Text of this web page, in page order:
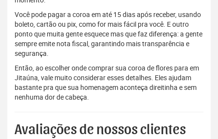
Você pode pagar a coroa em até 15 dias após receber, usando
boleto, cartão ou pix, como for mais fácil pra você. E outro
ponto que muita gente esquece mas que faz diferença: a gente
sempre emite nota fiscal, garantindo mais transparência e
segurança.
Então, ao escolher onde comprar sua coroa de flores para em
Jitaúna, vale muito considerar esses detalhes. Eles ajudam
bastante pra que sua homenagem aconteça direitinha e sem
nenhuma dor de cabeça.
Avaliações de nossos clientes